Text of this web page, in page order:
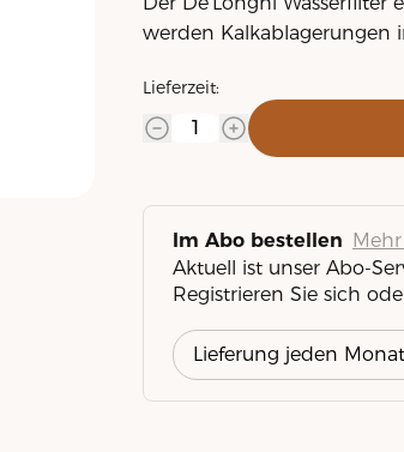
werden Kalkablagerungen
Lieferzeit:
Im Abo bestellen
Aktuell ist unser Abo-
Registrieren Sie sich